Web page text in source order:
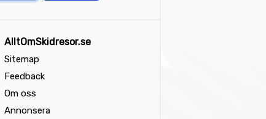
AlltOmSkidresor.se
Sitemap
Feedback
Om oss
Annonsera